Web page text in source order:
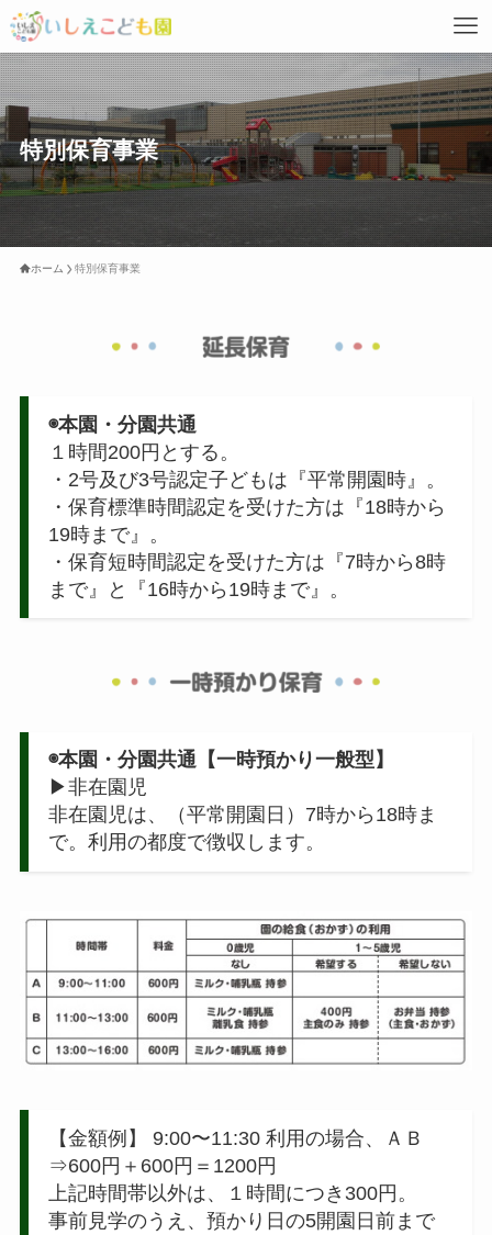
特別保育事業
ホーム 特別保育事業
◉本園・分園共通
１時間200円とする。
・2号及び3号認定子どもは『平常開園時』。
・保育標準時間認定を受けた方は『18時から
19時まで』。
・保育短時間認定を受けた方は『7時から8時
まで』と『16時から19時まで』。
◉本園・分園共通【一時預かり一般型】
▶非在園児
非在園児は、（平常開園日）7時から18時ま
で。利用の都度で徴収します。
【金額例】 9:00〜11:30 利用の場合、ＡＢ
⇒600円＋600円＝1200円
上記時間帯以外は、１時間につき300円。
事前見学のうえ、預かり日の5開園日前まで